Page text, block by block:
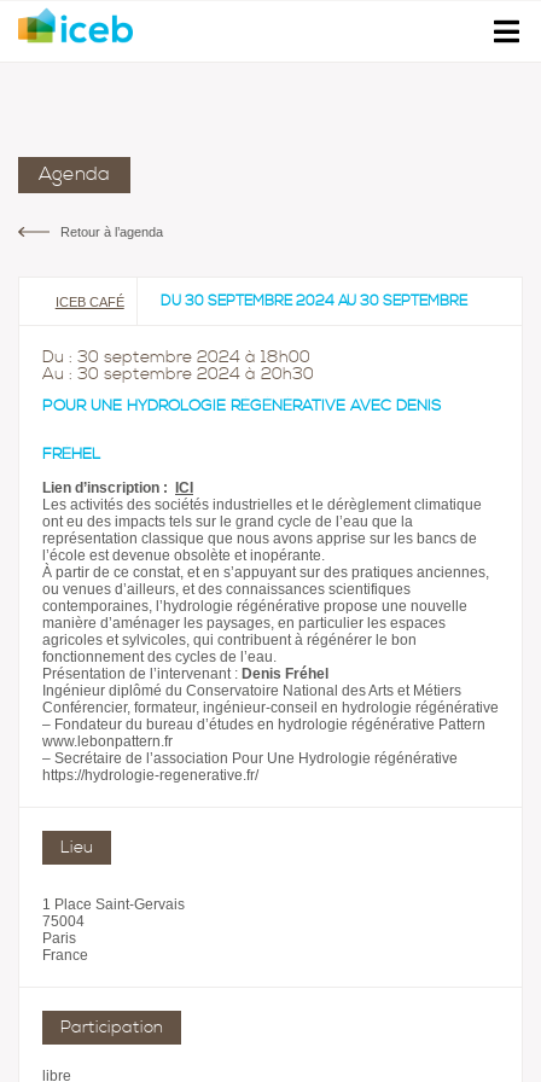
Agenda
Retour à l’agenda
ICEB CAFÉ DU 30 SEPTEMBRE 2024 AU 30 SEPTEMBRE
2024
Du : 30 septembre 2024 à 18h00
Au : 30 septembre 2024 à 20h30
POUR UNE HYDROLOGIE RÉGÉNÉRATIVE AVEC DENIS
FRÉHEL
Lien d’inscription :
ICI
Les activités des sociétés industrielles et le dérèglement climatique
ont eu des impacts tels sur le grand cycle de l’eau que la
représentation classique que nous avons apprise sur les bancs de
l’école est devenue obsolète et inopérante.
À partir de ce constat, et en s’appuyant sur des pratiques anciennes,
ou venues d’ailleurs, et des connaissances scientifiques
contemporaines, l’hydrologie régénérative propose une nouvelle
manière d’aménager les paysages, en particulier les espaces
agricoles et sylvicoles, qui contribuent à régénérer le bon
fonctionnement des cycles de l’eau.
Présentation de l’intervenant : Denis Fréhel
Ingénieur diplômé du Conservatoire National des Arts et Métiers
Conférencier, formateur, ingénieur-conseil en hydrologie régénérative
– Fondateur du bureau d’études en hydrologie régénérative Pattern
www.lebonpattern.fr
– Secrétaire de l’association Pour Une Hydrologie régénérative
https://hydrologie-regenerative.fr/
Lieu
1 Place Saint-Gervais
75004
Paris
France
Participation
libre